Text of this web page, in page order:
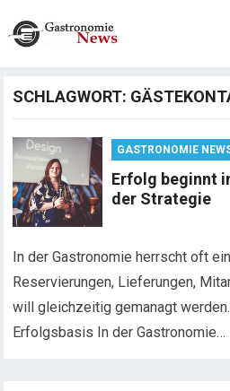
SCHLAGWORT:
GASTRONOMIE
Erfolg beginnt
der Strategie
In der Gastronomie herrscht oft
Reservierungen, Lieferungen,
will gleichzeitig gemanagt
Erfolgsbasis In der Gastronomie…